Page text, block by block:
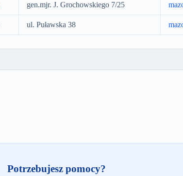
gen.mjr. J. Grochowskiego 7/25
ul. Puławska 38
Potrzebujesz pomocy?